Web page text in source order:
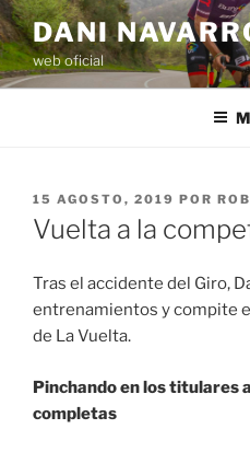
Saltar
al
contenido
DANI
web oficial
PUBLICADO
EL
15 AGOSTO, 2019 POR
Vuelta a la
Tras el accidente del Giro,
entrenamientos y compite
de La Vuelta.
Pinchando en los titulares
completas